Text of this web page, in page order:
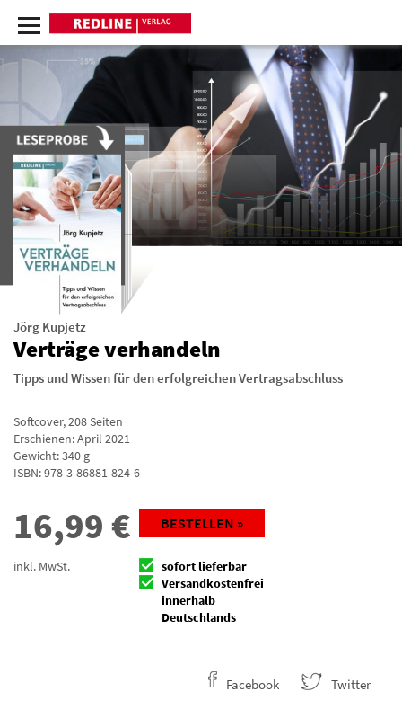
Jörg Kupjetz
Verträge verhandeln
Tipps und Wissen für den erfolgreichen Vertragsabschluss
Softcover,208Seiten
Erschienen: April 2021
Gewicht: 340 g
ISBN:978-3-86881-824-6
16,99 €
inkl. MwSt.
BESTELLEN »
sofort lieferbar
Versandkostenfrei
innerhalb
Deutschlands
Facebook Twitter